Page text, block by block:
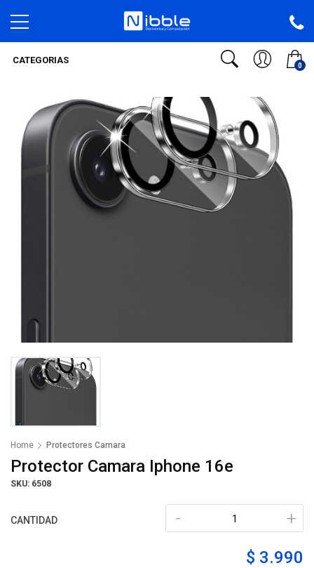
0
CATEGORIAS
Home Protectores Camara
Protector Camara Iphone 16e
SKU: 6508
CANTIDAD +
-
$ 3.990